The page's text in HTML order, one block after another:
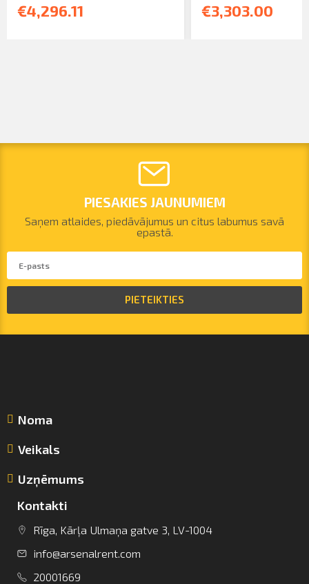
info@arsenalrent.com
€4,296.11 €3,303.00
PIESAKIES JAUNUMIEM
Saņem atlaides, piedāvājumus un citus labumus savā
epastā.
PIETEIKTIES
Noma
Veikals
Uzņēmums
Kontakti
Rīga, Kārļa Ulmaņa gatve 3, LV-1004
info@arsenalrent.com
20001669